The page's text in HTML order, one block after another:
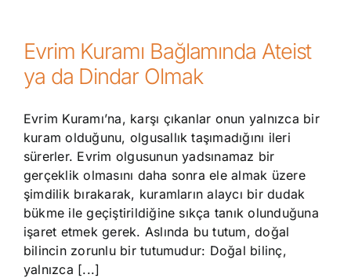
Evrim Kuramı Bağlamında Ateist
ya da Dindar Olmak
Evrim Kuramı’na, karşı çıkanlar onun yalnızca bir
kuram olduğunu, olgusallık taşımadığını ileri
sürerler. Evrim olgusunun yadsınamaz bir
gerçeklik olmasını daha sonra ele almak üzere
şimdilik bırakarak, kuramların alaycı bir dudak
bükme ile geçiştirildiğine sıkça tanık olunduğuna
işaret etmek gerek. Aslında bu tutum, doğal
bilincin zorunlu bir tutumudur: Doğal bilinç,
yalnızca [...]